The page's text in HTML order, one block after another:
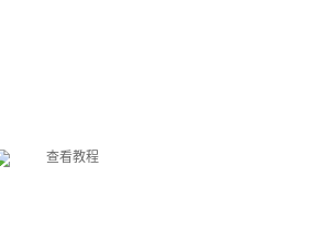
查看教程